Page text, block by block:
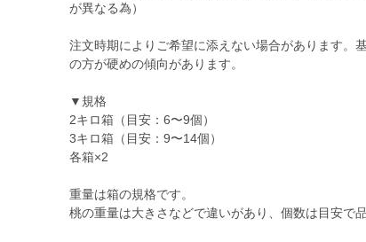
が異なる為）
注文時期によりご希望に添えない場合があります。
の方が硬めの傾向があります。
▼規格
2キロ箱（目安：6〜9個）
3キロ箱（目安：9〜14個）
各箱×2
重量は箱の規格です。
桃の重量は大きさなどで違いがあり、個数は目安で